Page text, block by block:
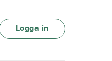
Logga in